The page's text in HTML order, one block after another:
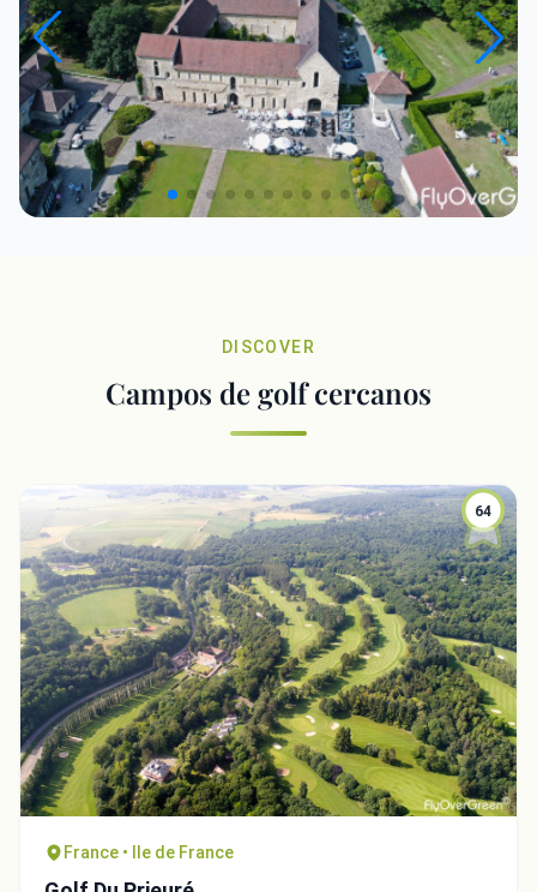
DISCOVER
Campos de golf cercanos
64
France • Ile de France